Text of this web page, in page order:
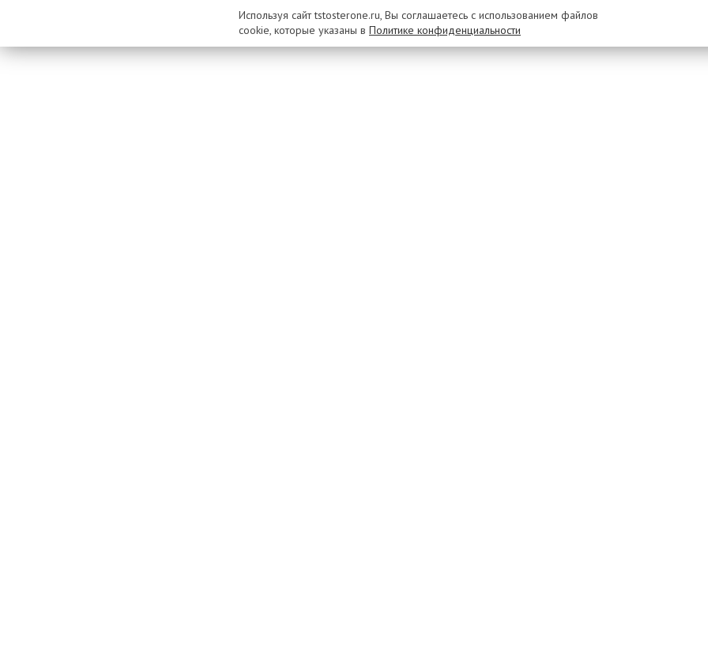
Используя сайт tstosterone.ru, Вы соглашаетесь с использованием файлов
cookie, которые указаны в Политике конфиденциальности